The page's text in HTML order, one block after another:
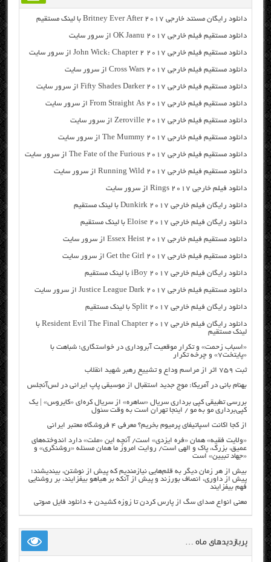
دانلود رایگان مسنتد خارجی Britney Ever After 2017 با لینک مستقیم
دانلود مستقیم فیلم خارجی OK Jaanu 2017 از سرور سایت
دانلود مستقیم فیلم خارجی John Wick: Chapter 2 2017 از سرور سایت
دانلود مستقیم فیلم خارجی Cross Wars 2017 از سرور سایت
دانلود مستقیم فیلم خارجی Fifty Shades Darker 2017 از سرور سایت
دانلود مستقیم فیلم خارجی From Straight As 2017 از سرور سایت
دانلود مستقیم فیلم خارجی Zeroville 2017 از سرور سایت
دانلود مستقیم فیلم خارجی The Mummy 2017 از سرور سایت
دانلود مستقیم فیلم خارجی The Fate of the Furious 2017 از سرور سایت
دانلود مستقیم فیلم خارجی Running Wild 2017 از سرور سایت
دانلود فیلم خارجی Rings 2017 از سرور سایت
دانلود رایگان فیلم خارجی Dunkirk 2017 با لینک مستقیم
دانلود رایگان فیلم خارجی Eloise 2017 با لینک مستقیم
دانلود مستقیم فیلم خارجی Essex Heist 2017 از سرور سایت
دانلود مستقیم فیلم خارجی Get the Girl 2017 از سرور سایت
دانلود رایگان فیلم خارجی iBoy 2017 با لینک مستقیم
دانلود مستقیم فیلم خارجی Justice League Dark 2017 از سرور سایت
دانلود رایگان فیلم خارجی Split 2017 با لینک مستقیم
دانلود رایگان فیلم خارجی Resident Evil The Final Chapter 2017 با
لینک مستقیم
«اسباب زحمت» و تکرار موقعیت آبروداری در خواستگاری؛ شباهت با
«پایتخت۷» و چرخه تکرار
ثبت ۷۵۹ اثر از مراسم وداع و تشییع رهبر شهید انقلاب
بهنام بانی در آمریکا: موج جدید استقبال از موسیقی پاپ ایرانی در لس‌آنجلس
بررسی تطبیقی کپی برداری سریال «ساهره» از سریال کره‌ای «کایروس» | یک
کپی‌برداری مو به مو / اینجا تهران است به وقت سئول
از کجا اکانت اسپاتیفای پرمیوم بخریم؟ معرفی ۴ فروشگاه معتبر ایرانی
«ولایت فقیه» همان «فره ایزدی» است/ آنچه این «ملت» دارد اندوخته‌های
عمیق، بزرگ، پاک و الهی است/ روایت امروز ما همان مسئله «روشنگری» و
«جهاد تبیین» است
بیش از هر زمان دیگر به قلم‌هایی نیازمندیم که پیش از نوشتن، بیندیشند؛
پیش از داوری، انصاف بورزند و پیش از آنکه بر هیاهو بیفزایند، بر روشنایی
فهم بیفزایند
معنی انواع صدای سگ از پارس کردن تا زوزه کشیدن + دانلود فایل صوتی
پربازدیدهای ماه …